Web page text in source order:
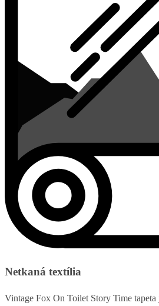
Netkaná textília
Vintage Fox On Toilet Story Time